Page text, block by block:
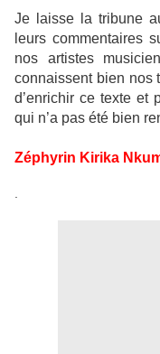
Je laisse la tribune
leurs commentaires
nos artistes
connaissent bien nos
d’enrichir ce texte et
qui n’a pas été bien
Zéphyrin Kirika